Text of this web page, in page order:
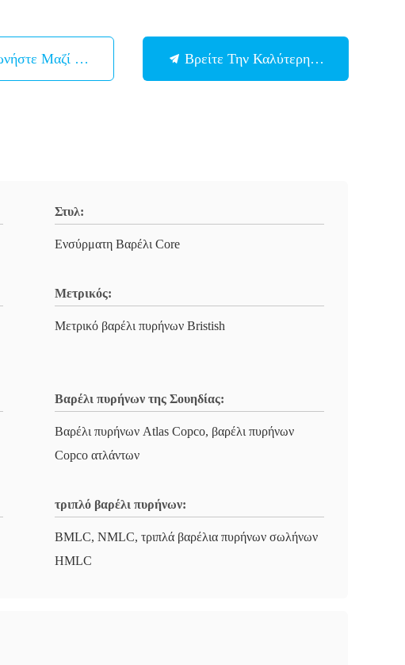
Μαζί Μας Βρείτε Την Καλύτερη Τιμή
Στυλ:
Ενσύρματη Βαρέλι Core
Μετρικός:
Μετρικό βαρέλι πυρήνων Bristish
Βαρέλι πυρήνων της Σουηδίας:
Βαρέλι πυρήνων Atlas Copco, βαρέλι πυρήνων
Copco ατλάντων
τριπλό βαρέλι πυρήνων:
BMLC, NMLC, τριπλά βαρέλια πυρήνων σωλήνων
HMLC